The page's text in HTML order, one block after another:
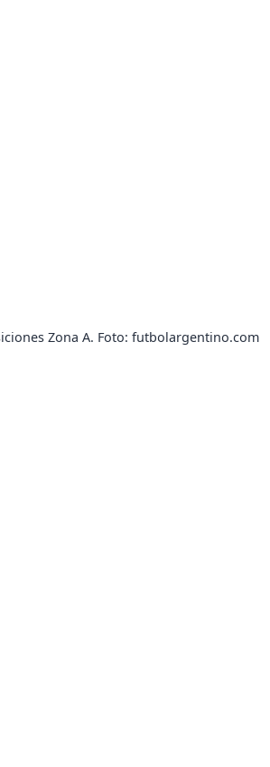
Zona A. Foto: futbolargentino.com